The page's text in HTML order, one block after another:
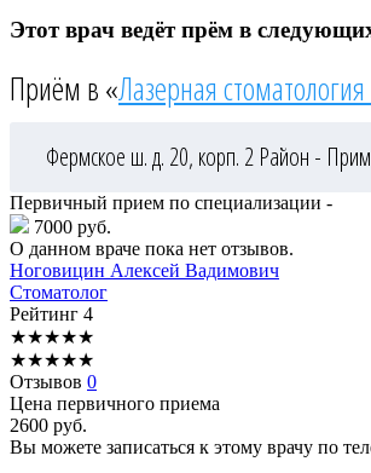
Этот врач ведёт прём в
Приём в «Лазерная
Фермское ш. д. 20, корп. 2 Район -
Первичный прием по специализации -
7000 руб.
О данном враче пока нет отзывов.
Ноговицин Алексей Вадимович
Стоматолог
Рейтинг 4
★★★★★
★★★★★
Отзывов 0
Цена первичного приема
2600 руб.
Вы можете записаться к этому врачу по